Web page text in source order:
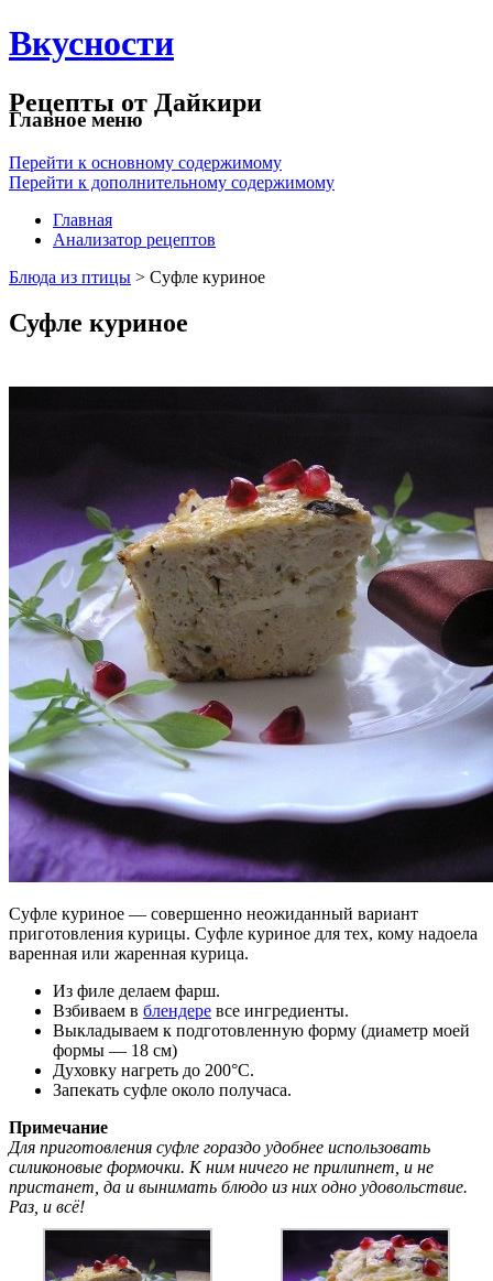
Вкусности
Рецепты от Дайкири
Главное меню
Перейти к основному содержимому
Перейти к дополнительному содержимому
Главная
Анализатор рецептов
Блюда из птицы > Суфле куриное
Суфле куриное
Суфле куриное — совершенно неожиданный вариант
приготовления курицы. Суфле куриное для тех, кому надоела
варенная или жаренная курица.
Из филе делаем фарш.
Взбиваем в блендере все ингредиенты.
Выкладываем к подготовленную форму (диаметр моей
формы — 18 см)
Духовку нагреть до 200°С.
Запекать суфле около получаса.
Примечание
Для приготовления суфле гораздо удобнее использовать
силиконовые формочки. К ним ничего не прилипнет, и не
пристанет, да и вынимать блюдо из них одно удовольствие.
Раз, и всё!